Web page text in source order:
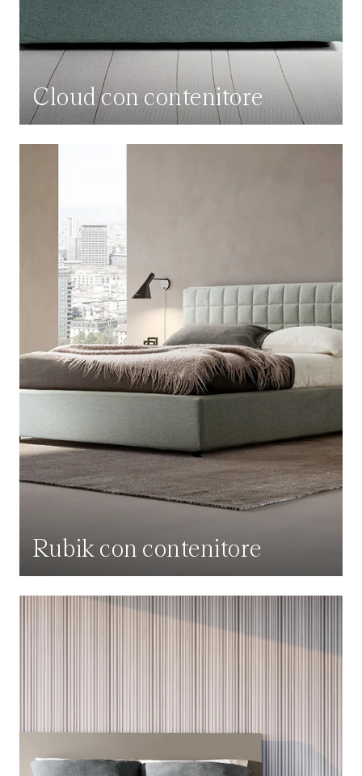
Cloud con contenitore
Rubik con contenitore